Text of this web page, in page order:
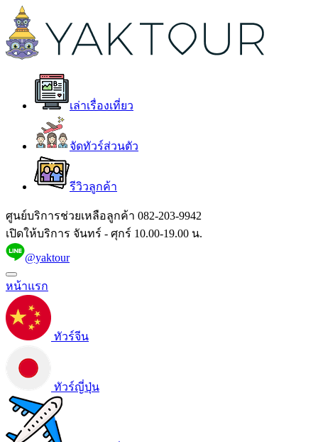
เล่าเรื่องเที่ยว
จัดทัวร์ส่วนตัว
รีวิวลูกค้า
ศูนย์บริการช่วยเหลือลูกค้า 082-203-9942
เปิดให้บริการ จันทร์ - ศุกร์ 10.00-19.00 น.
@yaktour
หน้าแรก
ทัวร์จีน
ทัวร์ญี่ปุ่น